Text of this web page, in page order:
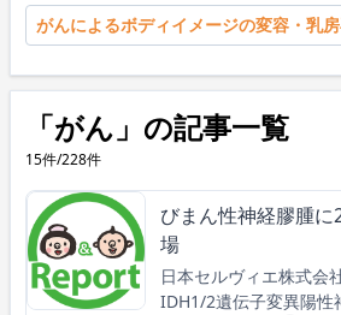
がんによるボディイメージの変容・乳房
「がん」の記事一覧
15件/228件
びまん性神経膠腫
場
日本セルヴィエ株式会
IDH1/2遺伝子変異陽性